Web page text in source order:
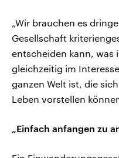
„Wir brauchen es
Gesellschaft
entscheiden kann, was
gleichzeitig im
ganzen Welt ist, die
Leben vorstellen
„Einfach anfangen zu